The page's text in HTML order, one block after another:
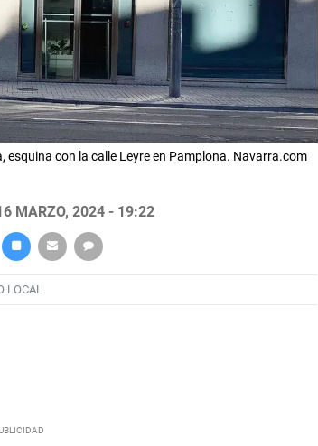
esquina con la calle Leyre en Pamplona. Navarra.com
MARZO, 2024 - 19:22
LOCAL